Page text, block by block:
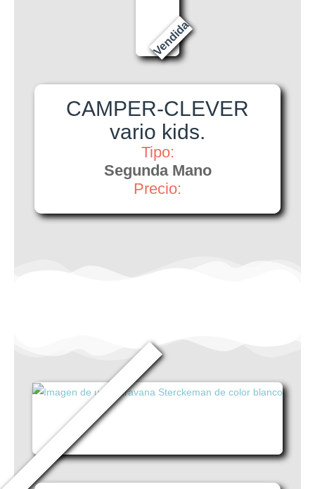
Vendida
CAMPER-CLEVER
vario kids.
Tipo:
Segunda Mano
Precio: